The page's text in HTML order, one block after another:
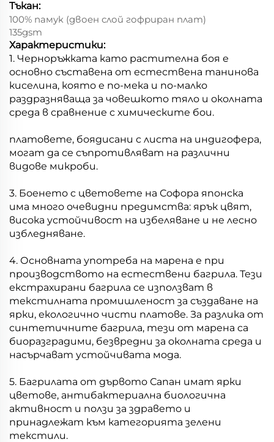
Тъкан:
100% памук (двоен слой гофриран плат)
135gsm
Характеристики:
1. Черноръжката като растителна боя е
основно съставена от естествена танинова
киселина, която е по-мека и по-малко
раздразняваща за човешкото тяло и околната
среда в сравнение с химическите бои.
платовете, боядисани с листа на индигофера,
могат да се съпротивляват на различни
видове микроби.
3. Боенето с цветовете на Софора японска
има много очевидни предимства: ярък цвят,
висока устойчивост на избеляване и не лесно
избледняване.
4. Основната употреба на марена е при
производството на естествени багрила. Тези
екстрахирани багрила се използват в
текстилната промишленост за създаване на
ярки, екологично чисти платове. За разлика от
синтетичните багрила, тези от марена са
биоразградими, безвредни за околната среда и
насърчават устойчивата мода.
5. Багрилата от дървото Сапан имат ярки
цветове, антибактериална биологична
активност и ползи за здравето и
принадлежат към категорията зелени
текстили.